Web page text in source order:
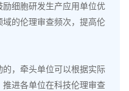
细胞研发生产应用单位优
的伦理审查频次，提高伦
，牵头单位可以根据实际
进各单位在科技伦理审查